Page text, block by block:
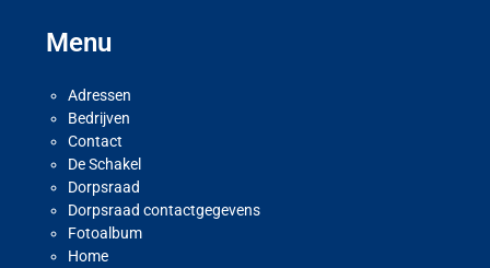
Menu
Adressen
Bedrijven
Contact
De Schakel
Dorpsraad
Dorpsraad contactgegevens
Fotoalbum
Home